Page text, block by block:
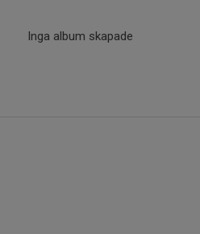
Inga album skapade